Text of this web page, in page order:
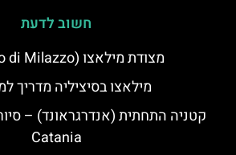
חשוב לדעת
מצודת מילאצו (Castello di Milazzo)
מילאצו בסיציליה מדריך
Catania